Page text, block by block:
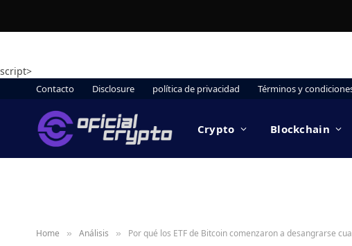
script>
Contacto Disclosure política de privacidad Términos y
Crypto Blockchain
Home » Análisis » Por qué los ETF de Bitcoin comenzaron a desangrarse